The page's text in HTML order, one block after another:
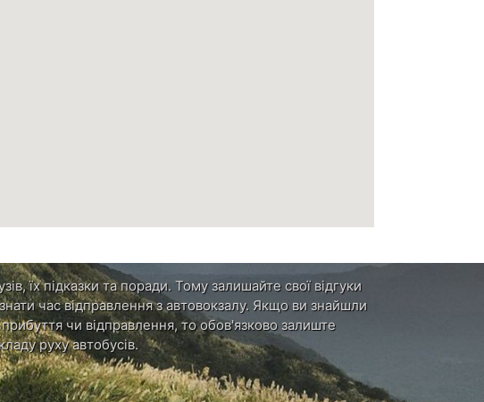
їх підказки та поради. Тому залишайте свої відгуки
час відправлення з автовокзалу. Якщо ви знайшли
прибуття чи відправлення, то обов'язково залиште
руху автобусів.